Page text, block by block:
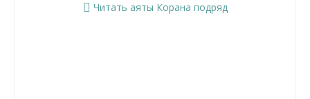
Читать аяты Корана подряд